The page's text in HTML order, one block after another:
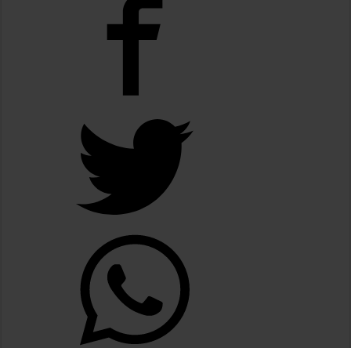
La Cámara de Casación confirmó el procesamiento de Julio de Vido y su
La contundente respuesta de Benegas Lynch a una senadora K que quiso